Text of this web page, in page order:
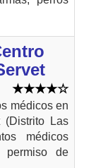
médicos en
(Distrito Las
médicos
permiso de